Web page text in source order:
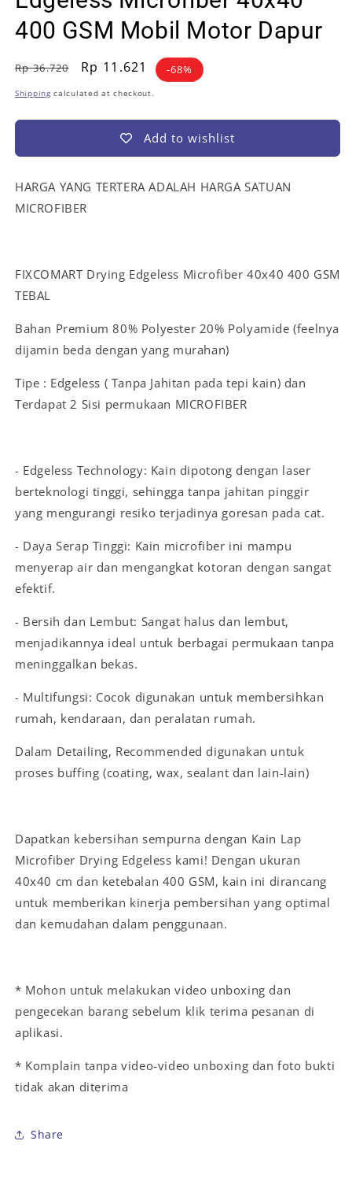
400 GSM Mobil Motor Dapur
Regular
Rp 36.720
Sale
Rp 11.621 -68%
Shipping calculated at checkout.
Add to wishlist
HARGA YANG TERTERA ADALAH HARGA SATUAN
MICROFIBER
FIXCOMART Drying Edgeless Microfiber 40x40 400 GSM
TEBAL
Bahan Premium 80% Polyester 20% Polyamide (feelnya
dijamin beda dengan yang murahan)
Tipe : Edgeless ( Tanpa Jahitan pada tepi kain) dan
Terdapat 2 Sisi permukaan MICROFIBER
- Edgeless Technology: Kain dipotong dengan laser
berteknologi tinggi, sehingga tanpa jahitan pinggir
yang mengurangi resiko terjadinya goresan pada cat.
- Daya Serap Tinggi: Kain microfiber ini mampu
menyerap air dan mengangkat kotoran dengan sangat
efektif.
- Bersih dan Lembut: Sangat halus dan lembut,
menjadikannya ideal untuk berbagai permukaan tanpa
meninggalkan bekas.
- Multifungsi: Cocok digunakan untuk membersihkan
rumah, kendaraan, dan peralatan rumah.
Dalam Detailing, Recommended digunakan untuk
proses buffing (coating, wax, sealant dan lain-lain)
Dapatkan kebersihan sempurna dengan Kain Lap
Microfiber Drying Edgeless kami! Dengan ukuran
40x40 cm dan ketebalan 400 GSM, kain ini dirancang
untuk memberikan kinerja pembersihan yang optimal
dan kemudahan dalam penggunaan.
* Mohon untuk melakukan video unboxing dan
pengecekan barang sebelum klik terima pesanan di
aplikasi.
* Komplain tanpa video-video unboxing dan foto bukti
tidak akan diterima
Share